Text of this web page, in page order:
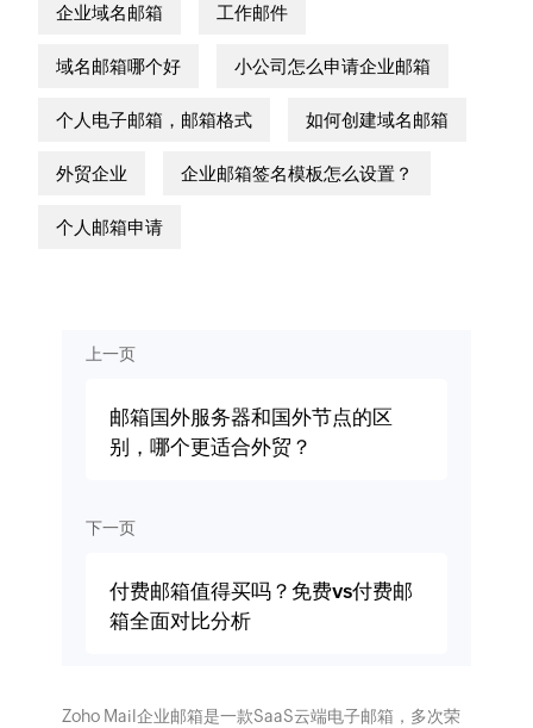
企业域名邮箱 工作邮件
域名邮箱哪个好 小公司怎么申请企业邮箱
个人电子邮箱，邮箱格式 如何创建域名邮箱
外贸企业 企业邮箱签名模板怎么设置？
个人邮箱申请
上一页
邮箱国外服务器和国外节点的区
别，哪个更适合外贸？
下一页
付费邮箱值得买吗？免费vs付费邮
箱全面对比分析
Zoho Mail企业邮箱是一款SaaS云端电子邮箱，多次荣